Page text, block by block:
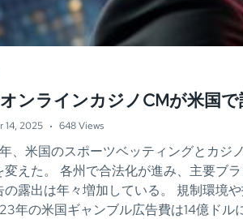
ンラインカジノCMが米国で
14, 2025 648 Views
、米国のスポーツベッティングとカジ
変えた。 各州で合法化が進み、主要ブ
の露出は年々増加している。 規制環境
年の米国ギャンブル広告費は14億ド